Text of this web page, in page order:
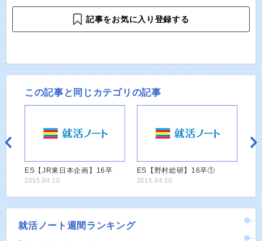
記事をお気に入り登録する
この記事と同じカテゴリの記事
ES【JR東日本企画】16卒
2015.04.10
ES【野村総研】16卒①
2015.04.10
就活ノート週間ランキング